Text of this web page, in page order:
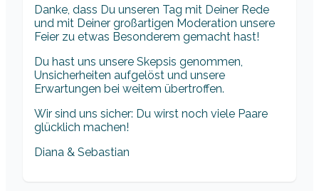
Danke, dass Du unseren Tag mit Deiner Rede
und mit Deiner großartigen Moderation unsere
Feier zu etwas Besonderem gemacht hast!
Du hast uns unsere Skepsis genommen,
Unsicherheiten aufgelöst und unsere
Erwartungen bei weitem übertroffen.
Wir sind uns sicher: Du wirst noch viele Paare
glücklich machen!
Diana & Sebastian